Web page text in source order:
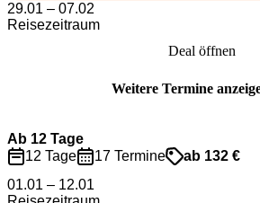
29.01 – 07.02
Reisezeitraum
Deal öffnen
Weitere Termine
Ab 12 Tage
12 Tage
17 Termine
ab 132 €
01.01 – 12.01